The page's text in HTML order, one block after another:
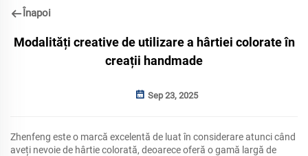
Înapoi
Modalități creative de utilizare a hârtiei colorate în
creații handmade
Sep 23, 2025
Zhenfeng este o marcă excelentă de luat în considerare atunci când
aveți nevoie de hârtie colorată, deoarece oferă o gamă largă de